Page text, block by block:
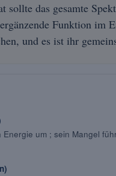
sollte das gesamte
Funktion im
und es ist ihr
um ; sein Mangel